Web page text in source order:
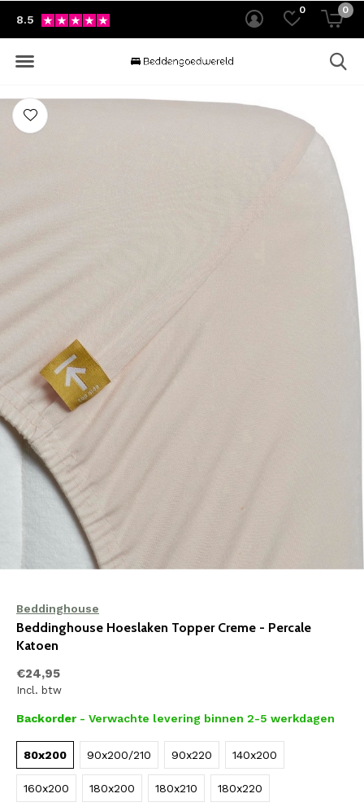
0 0
8.5
Beddinghouse
Beddinghouse Hoeslaken Topper Creme - Percale
Katoen
€24,95
Incl. btw
Backorder - Verwachte levering binnen 2-5 werkdagen
80x200 90x200/210 90x220 140x200
160x200 180x200 180x210 180x220